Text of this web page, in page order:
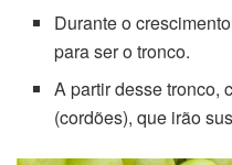
Durante o
para ser o tronco.
A partir desse tronco,
(cordões), que irão